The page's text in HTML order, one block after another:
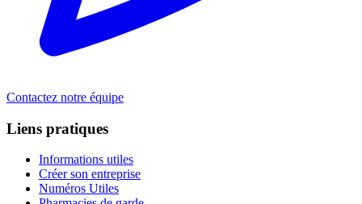
Contactez notre équipe
Liens pratiques
Informations utiles
Créer son entreprise
Numéros Utiles